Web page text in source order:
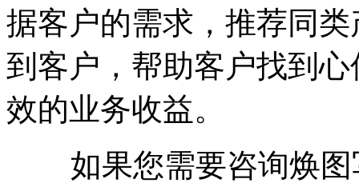
据客户的需求，推荐同
到客户，帮助客户找到
效的业务收益。
如果您需要咨询焕图